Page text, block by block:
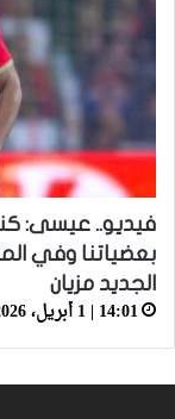
فيديو.. عيسى:
بعضياتنا وفي
الجديد مزيان
14:01 | 1 أبريل، 2026